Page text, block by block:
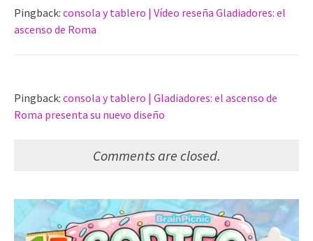
Pingback: consola y tablero | Vídeo reseña Gladiadores: el
ascenso de Roma
Pingback: consola y tablero | Gladiadores: el ascenso de
Roma presenta su nuevo diseño
Comments are closed.